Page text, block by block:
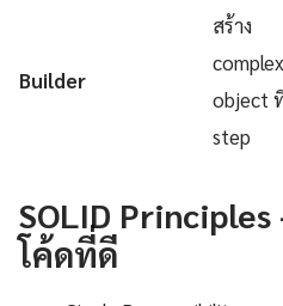
Builder
สร้าง
complex
object
step
SOLID
โค้ดที่ดี